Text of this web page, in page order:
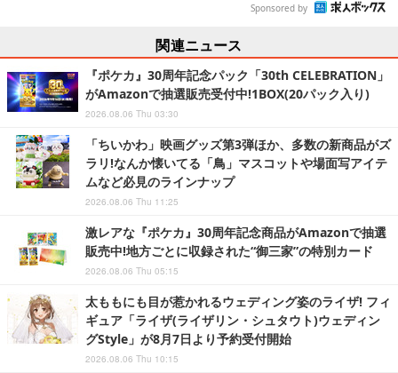
Sponsored by
関連ニュース
『ポケカ』30周年記念パック「30th CELEBRATION」
がAmazonで抽選販売受付中!1BOX(20パック入り)
2026.08.06 Thu 03:30
「ちいかわ」映画グッズ第3弾ほか、多数の新商品がズ
ラリ!なんか懐いてる「鳥」マスコットや場面写アイテ
ムなど必見のラインナップ
2026.08.06 Thu 11:25
激レアな『ポケカ』30周年記念商品がAmazonで抽選
販売中!地方ごとに収録された“御三家”の特別カード
2026.08.06 Thu 05:15
太ももにも目が惹かれるウェディング姿のライザ! フィ
ギュア「ライザ(ライザリン・シュタウト)ウェディン
グStyle」が8月7日より予約受付開始
2026.08.06 Thu 10:15